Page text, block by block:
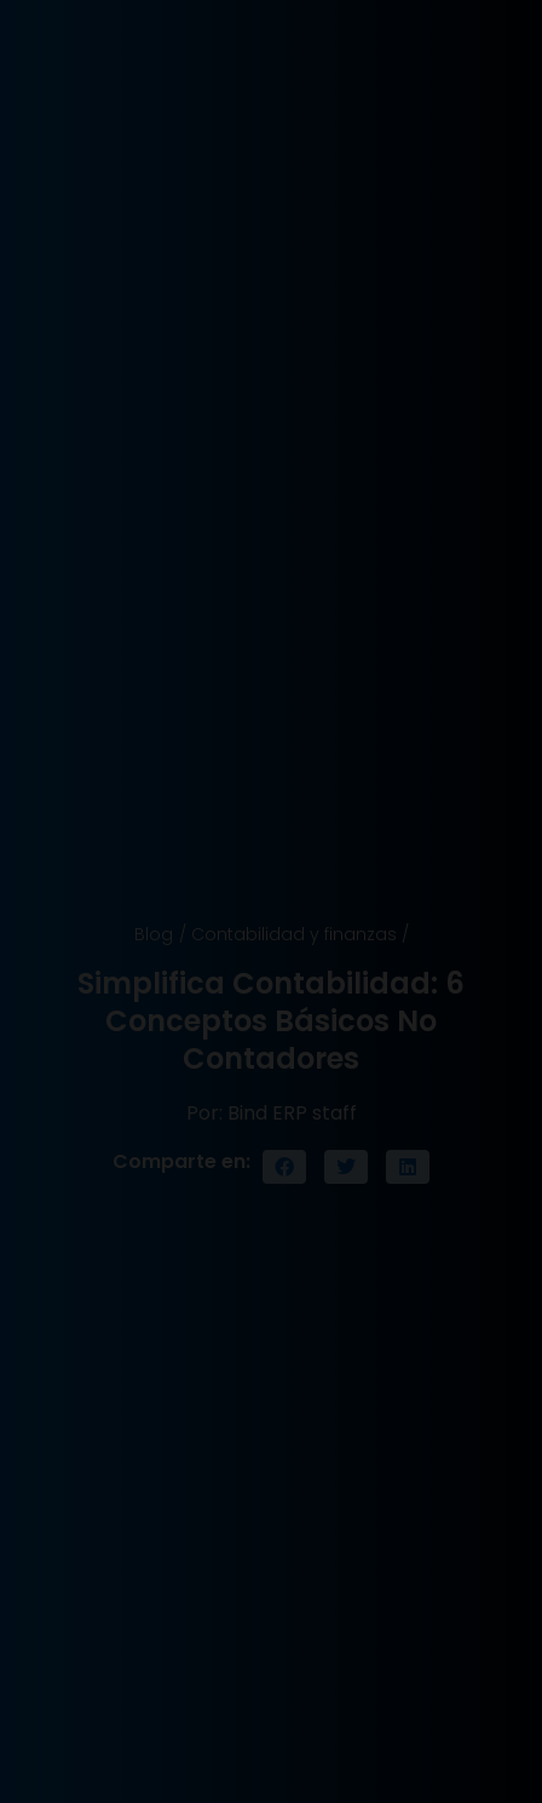
Blog / Contabilidad y finanzas /
Simplifica Contabilidad: 6
Conceptos Básicos No
Contadores
Por: Bind ERP staff
Comparte en: